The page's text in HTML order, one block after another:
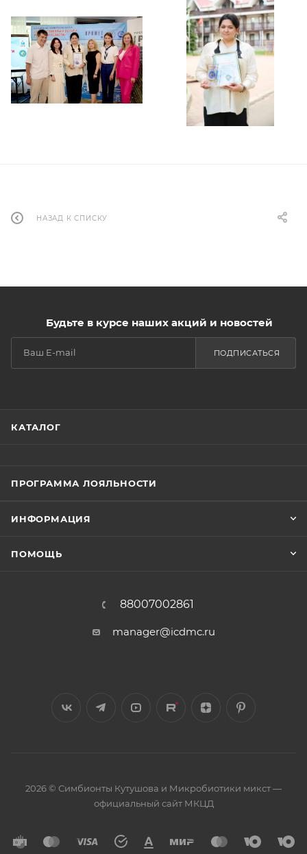
НАЗАД К СПИСКУ
Будьте в курсе наших акций и новостей
ПОДПИСАТЬСЯ
КАТАЛОГ
ПРОГРАММА ЛОЯЛЬНОСТИ
ИНФОРМАЦИЯ
ПОМОЩЬ
88007002861
manager@icdmc.ru
2026 © Симбионты Кутушова и Микробиотики микст —
официальный сайт МКЦД